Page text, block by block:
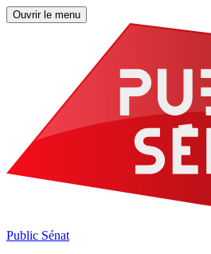
Ouvrir le menu
Public Sénat